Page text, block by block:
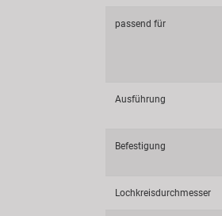
passend für
Ausführung
Befestigung
Lochkreisdurchmesser